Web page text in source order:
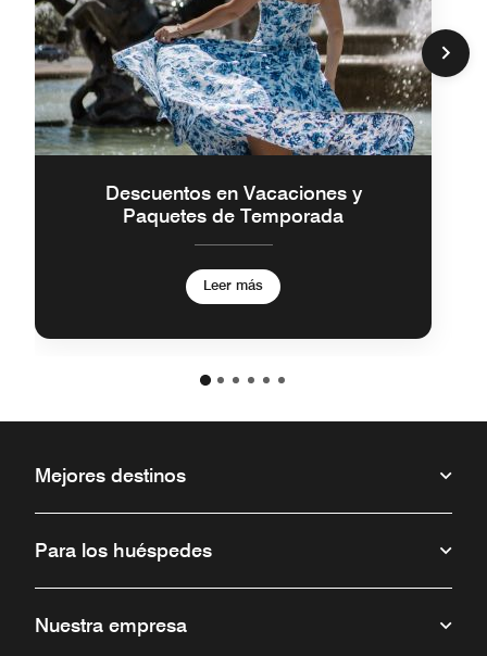
Descuentos en Vacaciones y
Paquetes de Temporada
Leer más
Mejores destinos
Para los huéspedes
Nuestra empresa